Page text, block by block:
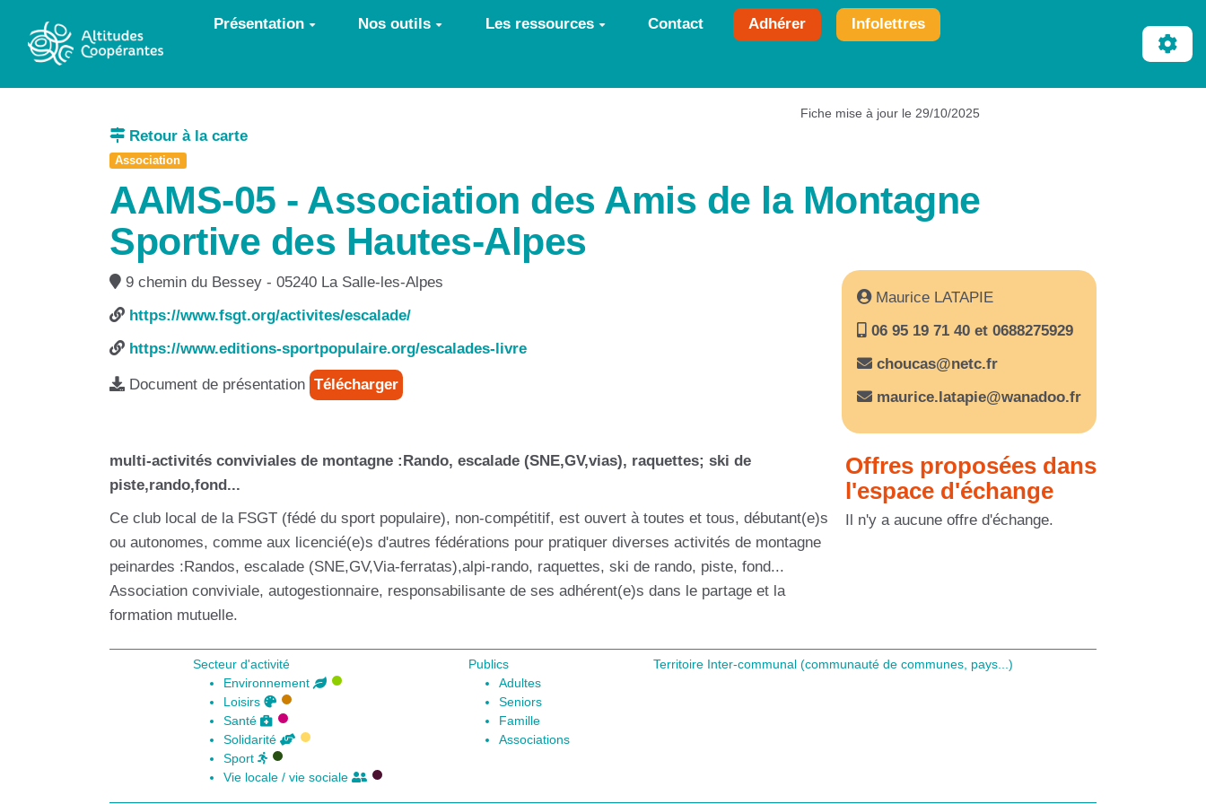
Aller au contenu principal Présentation Nos outils Les ressources Contact Adhérer Infolettres
Fiche mise à jour le 29/10/2025
Retour à la carte
Association
AAMS-05 - Association des Amis de la Montagne
Sportive des Hautes-Alpes
9 chemin du Bessey - 05240 La Salle-les-Alpes
https://www.fsgt.org/activites/escalade/
https://www.editions-sportpopulaire.org/escalades-livre
Document de présentation Télécharger
Maurice LATAPIE
06 95 19 71 40 et 0688275929
choucas@netc.fr
maurice.latapie@wanadoo.fr
multi-activités conviviales de montagne :Rando, escalade (SNE,GV,vias), raquettes; ski de
piste,rando,fond...
Ce club local de la FSGT (fédé du sport populaire), non-compétitif, est ouvert à toutes et tous, débutant(e)s
ou autonomes, comme aux licencié(e)s d'autres fédérations pour pratiquer diverses activités de montagne
peinardes :Randos, escalade (SNE,GV,Via-ferratas),alpi-rando, raquettes, ski de rando, piste, fond...
Association conviviale, autogestionnaire, responsabilisante de ses adhérent(e)s dans le partage et la
formation mutuelle.
Offres proposées dans
l'espace d'échange
Il n'y a aucune offre d'échange.
Secteur d'activité
Environnement
Loisirs
Santé
Solidarité
Sport
Vie locale / vie sociale
Publics
Adultes
Seniors
Famille
Associations
Territoire Inter-communal (communauté de communes, pays...)